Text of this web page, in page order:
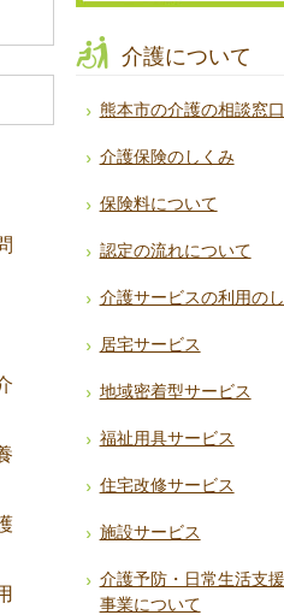
介護について
熊本市の介護の相談窓
介護保険のしくみ
保険料について
認定の流れについて
介護サービスの利用の
居宅サービス
地域密着型サービス
福祉用具サービス
住宅改修サービス
施設サービス
介護予防・日常生活支
事業について